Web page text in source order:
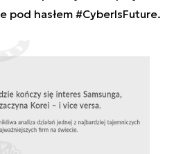
pod hasłem #CyberIsFuture.